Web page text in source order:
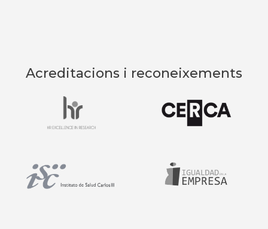
Acreditacions i reconeixements